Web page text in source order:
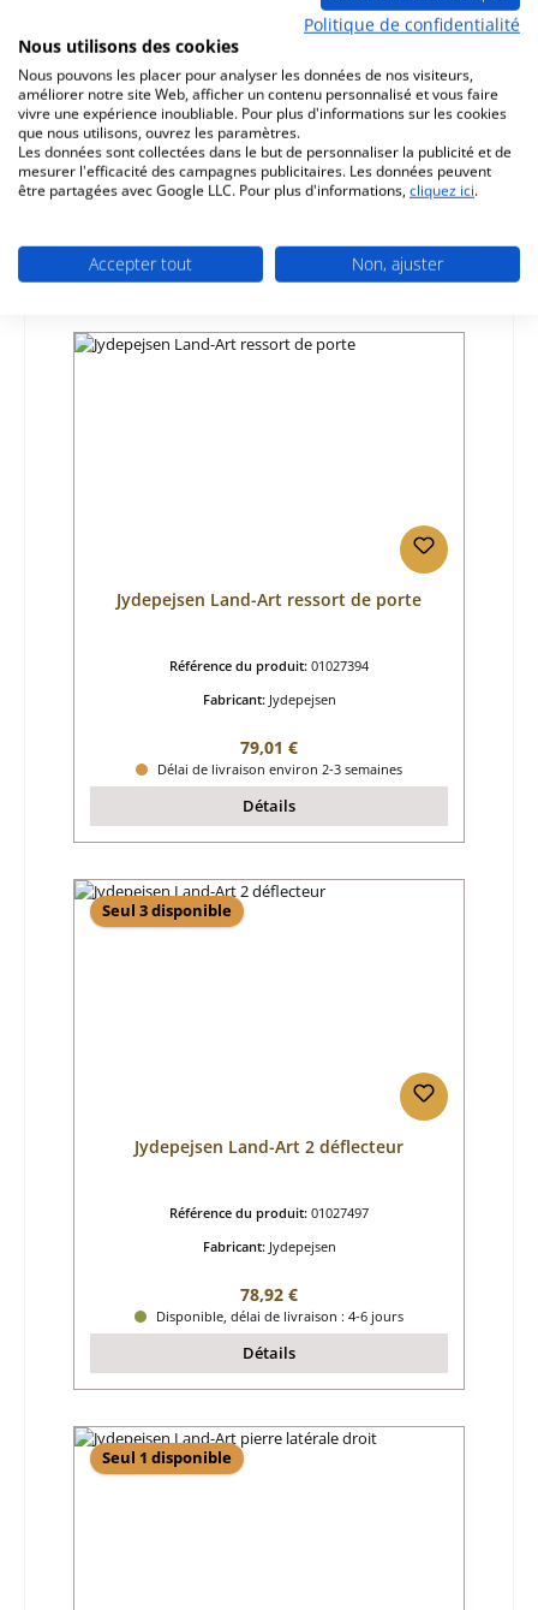
Jydepejsen Land-Art 2 ressort de porte
Référence du produit:01027393
Fabricant:Jydepejsen
Prix régulier :
79,01 €
Jydepejsen Land-Art ressort de porte
Référence du produit: 01027394
Fabricant: Jydepejsen
Prix régulier :
79,01 €
Délai de livraison environ 2-3 semaines
Détails
Seul 3 disponible
Jydepejsen Land-Art 2 déflecteur
Référence du produit: 01027497
Fabricant: Jydepejsen
Prix régulier :
78,92 €
Disponible, délai de livraison : 4-6 jours
Détails
Seul 1 disponible
Politique de confidentialité
Nous utilisons des cookies
Nous pouvons les placer pour analyser les données de nos visiteurs,
améliorer notre site Web, afficher un contenu personnalisé et vous faire
vivre une expérience inoubliable. Pour plus d'informations sur les cookies
que nous utilisons, ouvrez les paramètres.
Les données sont collectées dans le but de personnaliser la publicité et de
mesurer l'efficacité des campagnes publicitaires. Les données peuvent
être partagées avec Google LLC. Pour plus d'informations, cliquez ici.
Accepter tout Non, ajuster